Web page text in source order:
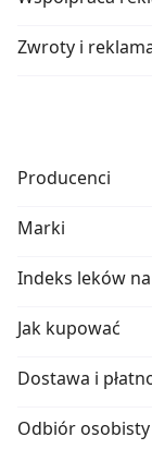
Zwroty i
Producenci
Marki
Indeks leków
Jak kupować
Dostawa i
Odbiór osobisty